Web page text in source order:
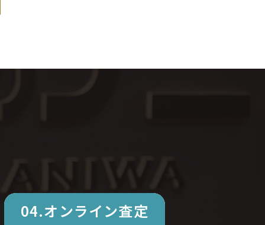
04.オンライン査定